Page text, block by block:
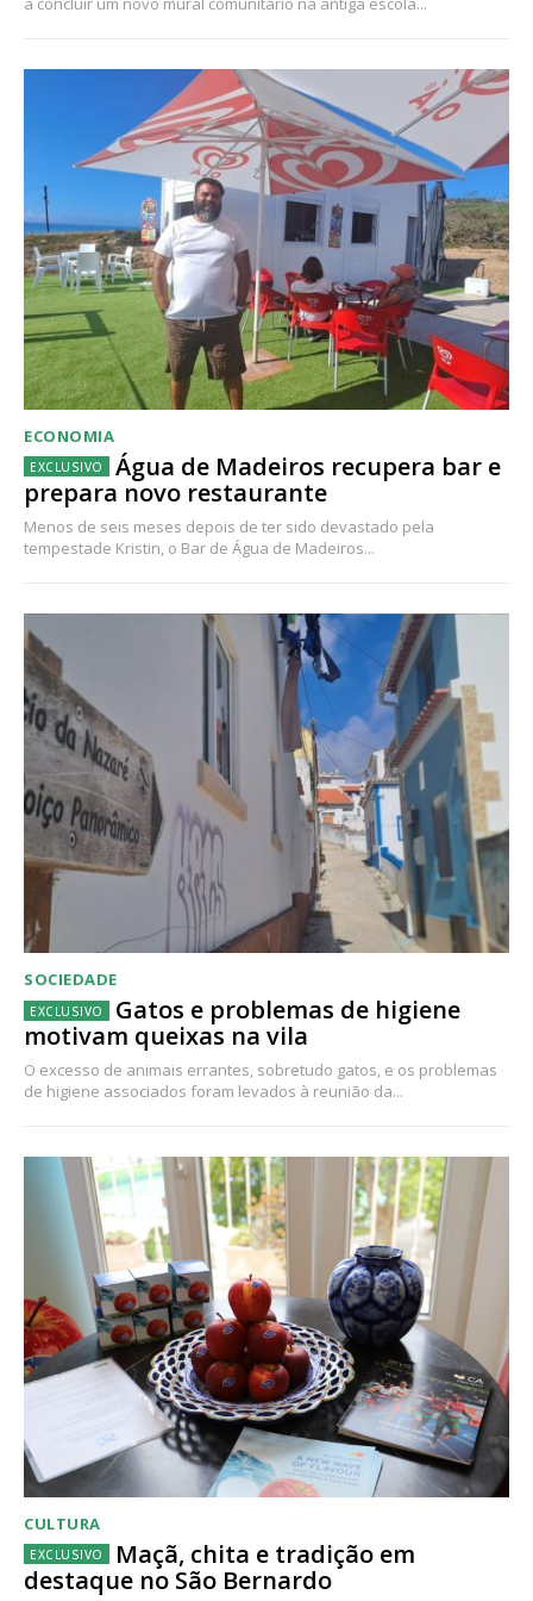
ECONOMIA
Água de Madeiros recupera bar e
prepara novo restaurante
Menos de seis meses depois de ter sido devastado pela
tempestade Kristin, o Bar de Água de Madeiros...
SOCIEDADE
Gatos e problemas de higiene
motivam queixas na vila
O excesso de animais errantes, sobretudo gatos, e os problemas
de higiene associados foram levados à reunião da...
CULTURA
Maçã, chita e tradição em
destaque no São Bernardo